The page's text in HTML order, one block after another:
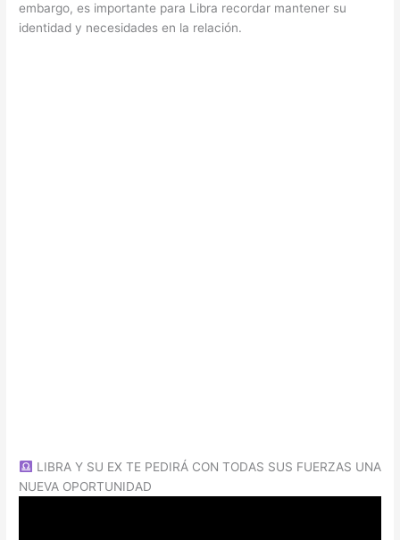
embargo, es importante para Libra recordar mantener su
identidad y necesidades en la relación.
LIBRA Y SU EX TE PEDIRÁ CON TODAS SUS FUERZAS UNA
NUEVA OPORTUNIDAD